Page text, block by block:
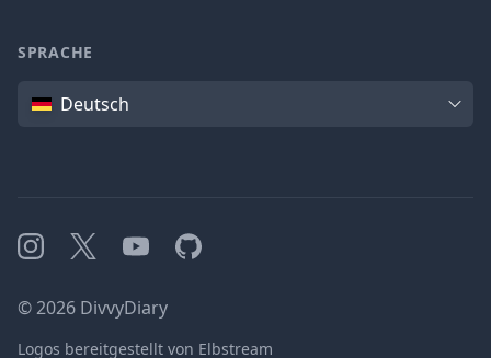
SPRACHE
SpracheDeutsch
Instagram
X YouTubeGitHub
©2026 DivvyDiary
Logos bereitgestellt von Elbstream